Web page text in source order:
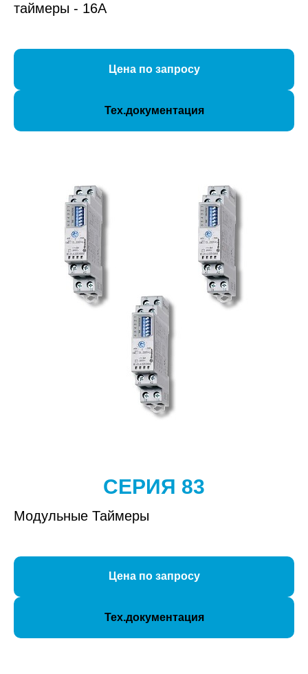
таймеры - 16А
Цена по запросу
Тех.документация
СЕРИЯ 83
Модульные Таймеры
Цена по запросу
Тех.документация